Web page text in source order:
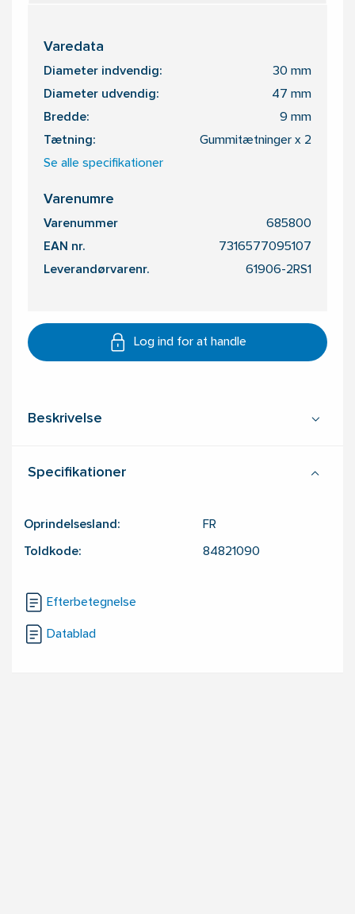
Varedata
Diameter indvendig: 30 mm
Diameter udvendig: 47 mm
Bredde: 9 mm
Tætning: Gummitætninger x 2
Se alle specifikationer
Varenumre
Varenummer 685800
EAN nr. 7316577095107
Leverandørvarenr. 61906-2RS1
Log ind for at handle
Beskrivelse
Specifikationer
Oprindelsesland: FR
Toldkode: 84821090
Efterbetegnelse
Datablad